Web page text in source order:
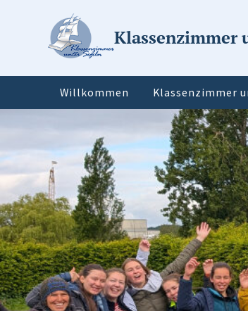
Klassenzimmer
Willkommen Klassenzimmer